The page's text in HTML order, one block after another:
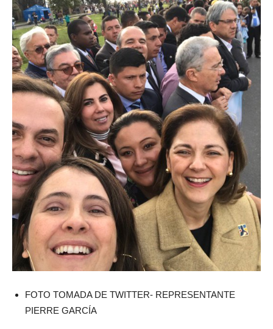
FOTO TOMADA DE TWITTER- REPRESENTANTE
PIERRE GARCÍA